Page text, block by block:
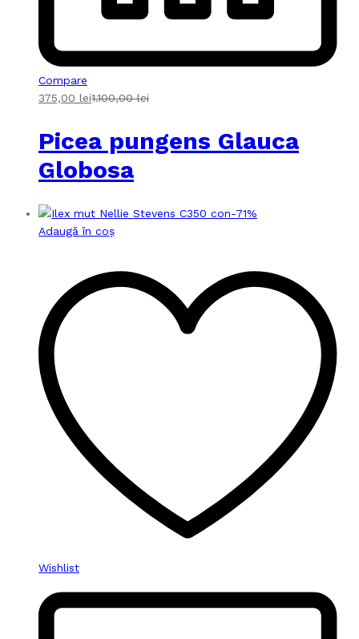
Compare
375,00 lei1.100,00lei
Picea pungens Glauca
Globosa
-71%
Adaugă în coș
Wishlist